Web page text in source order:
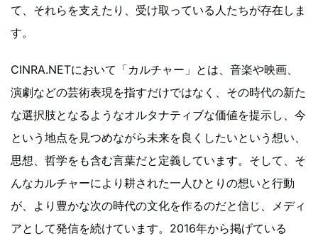
て、それらを支えたり、受け取っている人たちが存在しま
す。
CINRA.NETにおいて「カルチャー」とは、音楽や映画、
演劇などの芸術表現を指すだけではなく、その時代の新た
な選択肢となるようなオルタナティブな価値を提示し、今
という地点を見つめながら未来を良くしたいという想い、
思想、哲学をも含む言葉だと定義しています。そして、そ
んなカルチャーにより耕された一人ひとりの想いと行動
が、より豊かな次の時代の文化を作るのだと信じ、メディ
アとして発信を続けています。2016年から掲げている